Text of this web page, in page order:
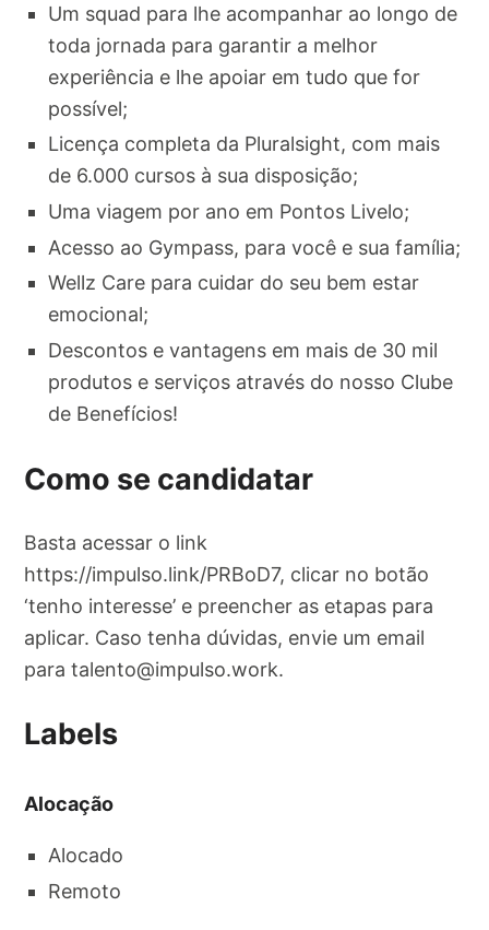
Um squad para lhe acompanhar ao longo de
toda jornada para garantir a melhor
experiência e lhe apoiar em tudo que for
possível;
Licença completa da Pluralsight, com mais
de 6.000 cursos à sua disposição;
Uma viagem por ano em Pontos Livelo;
Acesso ao Gympass, para você e sua família;
Wellz Care para cuidar do seu bem estar
emocional;
Descontos e vantagens em mais de 30 mil
produtos e serviços através do nosso Clube
de Benefícios!
Como se candidatar
Basta acessar o link
https://impulso.link/PRBoD7, clicar no botão
‘tenho interesse’ e preencher as etapas para
aplicar. Caso tenha dúvidas, envie um email
paratalento@impulso.work.
Labels
Alocação
Alocado
Remoto